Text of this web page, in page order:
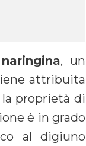
naringina, un
attribuita
proprietà di
è in grado
al digiuno